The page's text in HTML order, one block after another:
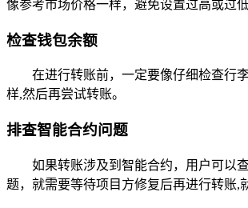
像参考市场价格一样，避免设置过高或过
检查钱包余额
在进行转账前，一定要像仔细检查行
样,然后再尝试转账。
排查智能合约问题
如果转账涉及到智能合约，用户可以
题，就需要等待项目方修复后再进行转账,